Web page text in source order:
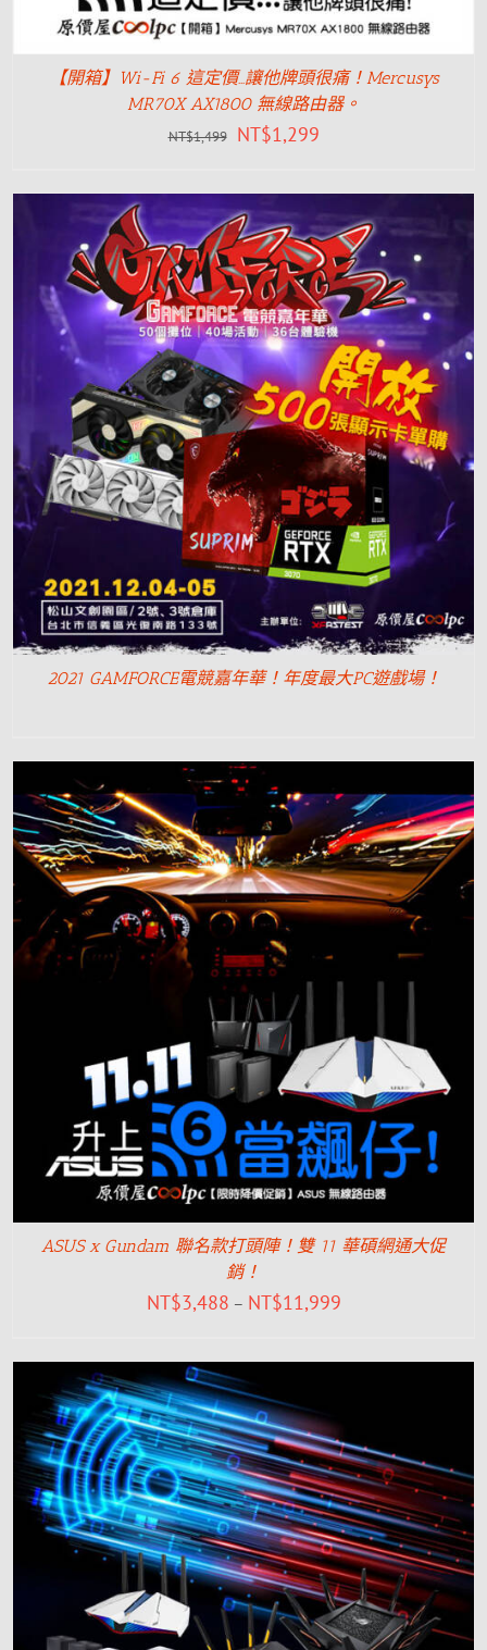
【開箱】Wi-Fi 6 這定價…讓他牌頭很痛！Mercusys
MR70X AX1800 無線路由器。
NT$1,499 NT$1,299
2021 GAMFORCE電競嘉年華！年度最大PC遊戲場！
ASUS x Gundam 聯名款打頭陣！雙 11 華碩網通大促
銷！
NT$3,488 – NT$11,999